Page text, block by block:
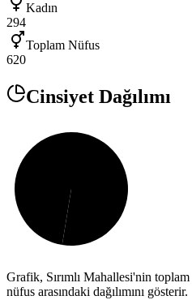
Kadın
294
Toplam Nüfus
620
Cinsiyet Dağılımı
Grafik, Sırımlı Mahallesi'nin toplam
nüfus arasındaki dağılımını gösterir.